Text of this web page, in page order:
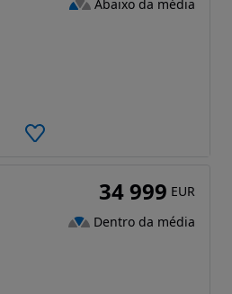
Abaixo da média
34 999 EUR
Dentro da média